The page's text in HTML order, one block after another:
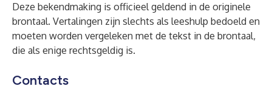
Deze bekendmaking is officieel geldend in de originele
brontaal. Vertalingen zijn slechts als leeshulp bedoeld en
moeten worden vergeleken met de tekst in de brontaal,
die als enige rechtsgeldig is.
Contacts